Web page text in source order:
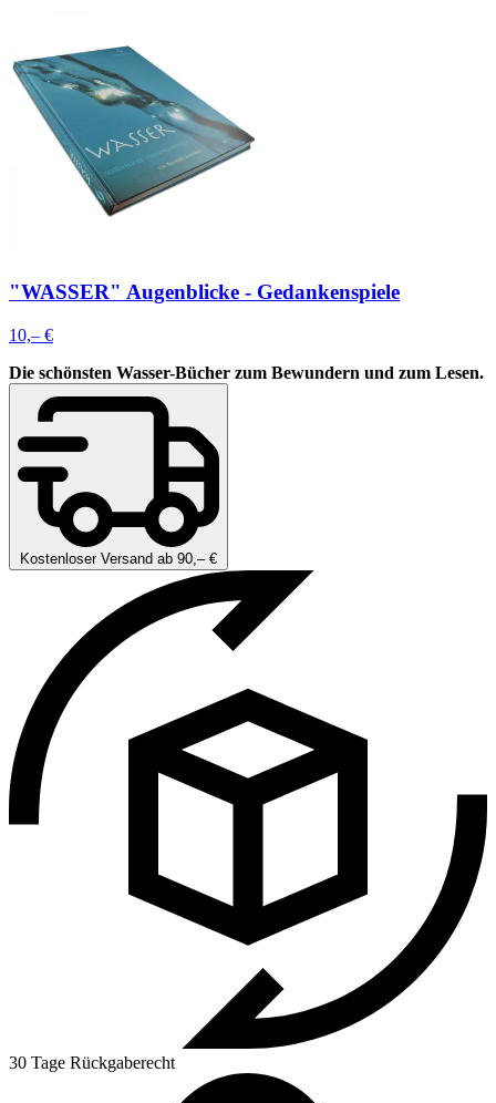
"WASSER" Augenblicke - Gedankenspiele
10,– €
Die schönsten Wasser-Bücher zum Bewundern und zum Lesen.
Kostenloser Versand ab 90,– €
30 Tage Rückgaberecht